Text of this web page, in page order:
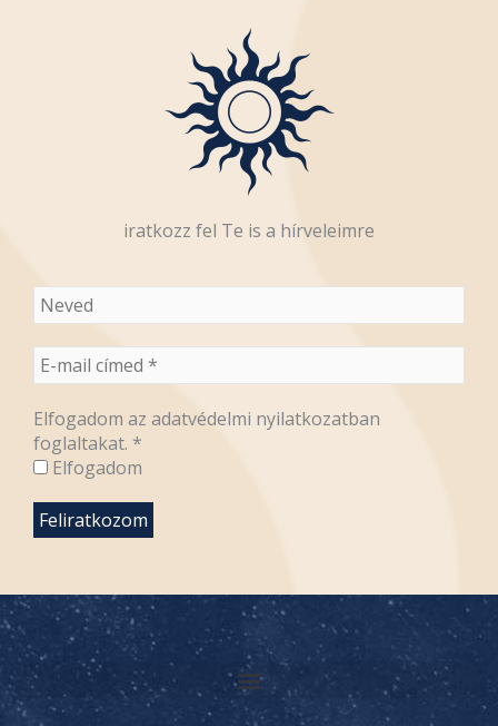
iratkozz fel Te is a hírveleimre
Elfogadom az adatvédelmi nyilatkozatban
foglaltakat. *
Elfogadom